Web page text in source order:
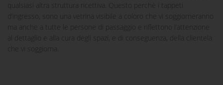
qualsiasi altra struttura ricettiva. Questo perchè i tappeti
d’ingresso, sono una vetrina visibile a coloro che vi soggiorneranno
ma anche a tutte le persone di passaggio e riflettono l’attenzione
al dettaglio e alla cura degli spazi, e di conseguenza, della clientela
che vi soggiorna.